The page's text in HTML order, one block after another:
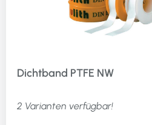
Dichtband PTFE NW
2 Varianten verfügbar!